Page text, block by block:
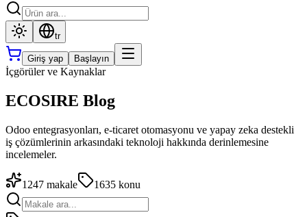
tr
Giriş yap Başlayın
İçgörüler ve Kaynaklar
ECOSIRE Blog
Odoo entegrasyonları, e-ticaret otomasyonu ve yapay zeka destekli
iş çözümlerinin arkasındaki teknoloji hakkında derinlemesine
incelemeler.
1247 makale 1635 konu